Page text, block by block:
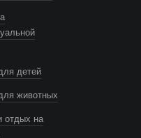
детей
животных
отдых на